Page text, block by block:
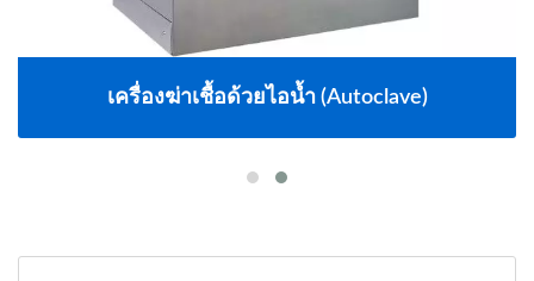
เครื่องฆ่าเชื้อด้วยไอน้ำ (Autoclave)